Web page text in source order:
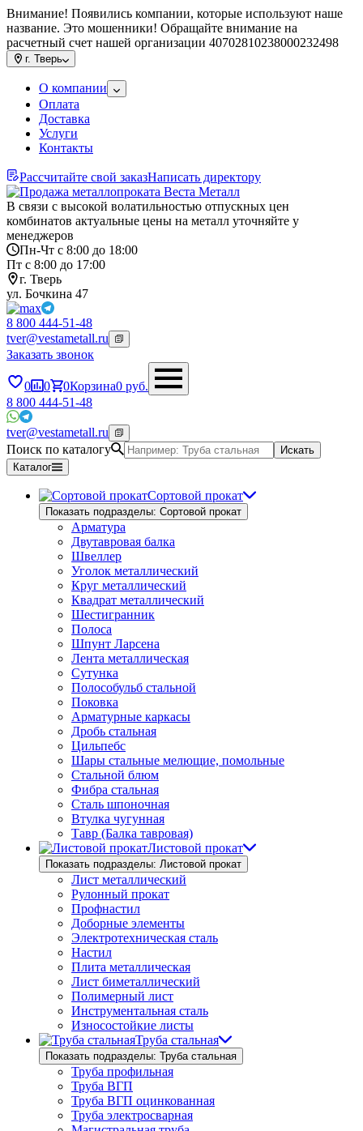
Внимание! Появились компании, которые используют наше
название. Это мошенники! Обращайте внимание на
расчетный счет нашей организации 40702810238000232498
г. Тверь
О компании
Оплата
Доставка
Услуги
Контакты
Рассчитайте свой заказНаписать директору
В связи с высокой волатильностью отпускных цен
комбинатов актуальные цены на металл уточняйте у
менеджеров
Пн-Чт с 8:00 до 18:00
Пт с 8:00 до 17:00
г. Тверь
ул. Бочкина 47
8 800 444-51-48
tver@vestametall.ru
Заказать звонок
0 0 0Корзина0 руб.
8 800 444-51-48
tver@vestametall.ru
Поиск по каталогу
Искать
Каталог
Сортовой прокат
Показать подразделы: Сортовой прокат
Арматура
Двутавровая балка
Швеллер
Уголок металлический
Круг металлический
Квадрат металлический
Шестигранник
Полоса
Шпунт Ларсена
Лента металлическая
Сутунка
Полособульб стальной
Поковка
Арматурные каркасы
Дробь стальная
Цильпебс
Шары стальные мелющие, помольные
Стальной блюм
Фибра стальная
Сталь шпоночная
Втулка чугунная
Тавр (Балка тавровая)
Листовой прокат
Показать подразделы: Листовой прокат
Лист металлический
Рулонный прокат
Профнастил
Доборные элементы
Электротехническая сталь
Настил
Плита металлическая
Лист биметаллический
Полимерный лист
Инструментальная сталь
Износостойкие листы
Труба стальная
Показать подразделы: Труба стальная
Труба профильная
Труба ВГП
Труба ВГП оцинкованная
Труба электросварная